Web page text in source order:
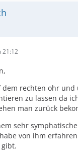
21:12
rechten ohr und
zu lassen da
man zurück
sehr
von ihm erfahren
gibt.